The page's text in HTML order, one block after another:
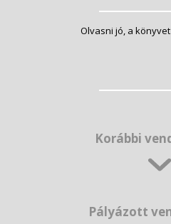
Olvasni jó, a
Korábbi
Pályázott